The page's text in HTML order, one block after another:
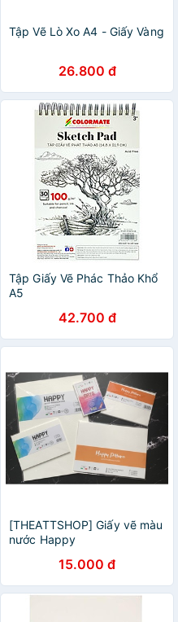
Tập Vẽ Lò Xo A4 - Giấy Vàng
26.800 đ
Tập Giấy Vẽ Phác Thảo Khổ
A5
42.700 đ
[THEATTSHOP] Giấy vẽ màu
nước Happy
15.000 đ